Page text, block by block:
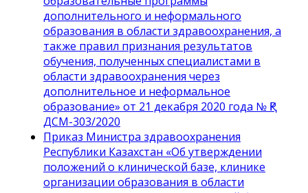
дополнительного и неформального
образования в области здравоохранения, а
также правил признания результатов
обучения, полученных специалистами в
области здравоохранения через
дополнительное и неформальное
образование» от 21 декабря 2020 года № ҚР
ДСМ-303/2020
Приказ Министра здравоохранения
Республики Казахстан «Об утверждении
положений о клинической базе, клинике
организации образования в области